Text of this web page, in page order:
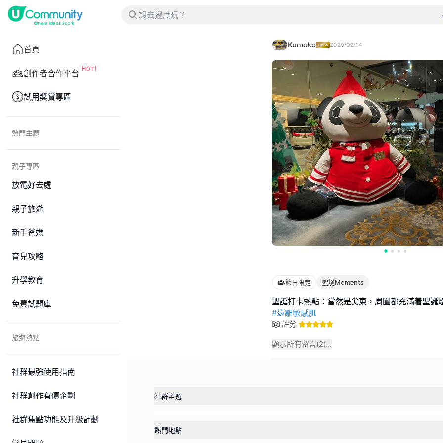
首頁
創作者合作平台
試用獎賞專區
熱門主題
親子專區
放電好去處
親子旅遊
新手爸媽
育兒攻略
升學教育
免費試題庫
旅遊熱點
社群最強使用指南
社群創作有價企劃
社群焦點功能及升級計劃
Kumoko 2025/02/14
節日限定 聖誕Moments
#遠離敏感肌
評分
顯示所有留言(2)...
社群主題
熱門地點